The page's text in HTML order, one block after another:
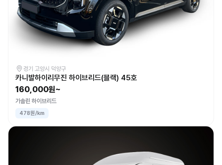
경기 고양시 덕양구
카니발하이리무진 하이브리드(블랙) 45호
160,000원~
가솔린 하이브리드
478원/km